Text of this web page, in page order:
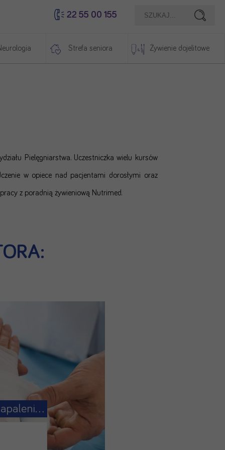
22 55 00 155 Szukaj
Strefa seniora Żywienie dojelitowe
Pielęgniarstwa. Uczestniczka wielu kursów
w opiece nad pacjentami dorosłymi oraz
z poradnią żywieniową Nutrimed.
Czym jest martwicze zapalenie powięzi?